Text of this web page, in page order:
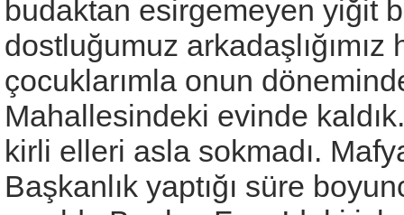
budaktan esirgemeyen yiğit
dostluğumuz
çocuklarımla onun
Mahallesindeki evinde
kirli elleri asla sokmadı.
Başkanlık yaptığı süre